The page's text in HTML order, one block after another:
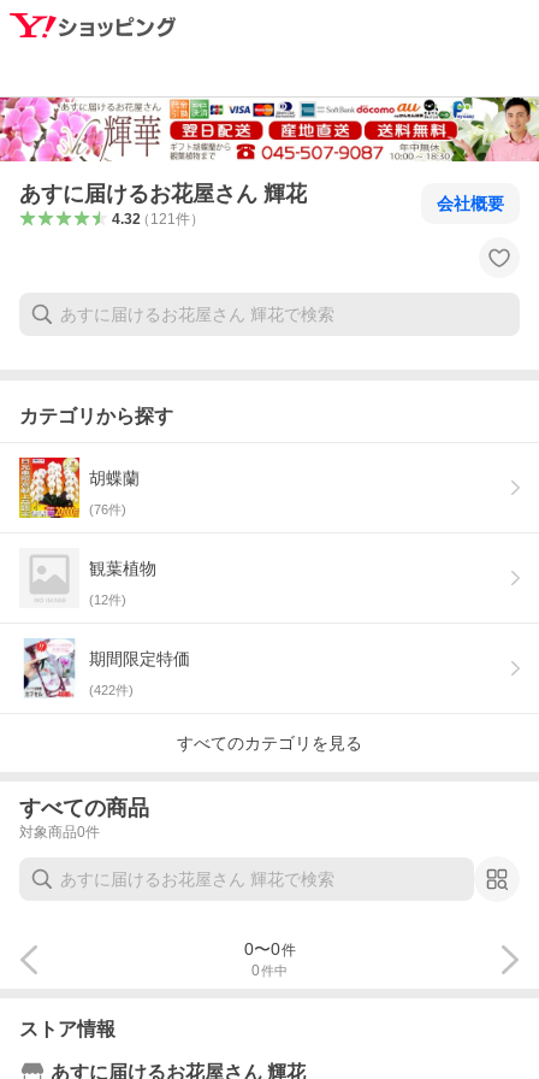
あすに届けるお花屋さん 輝花
4.32（ 121 件）
会社概要
カテゴリから探す
胡蝶蘭
(76件)
観葉植物
(12件)
期間限定特価
(422件)
すべてのカテゴリを見る
すべての商品
対象商品0件
0件中
0〜0件
ストア情報
あすに届けるお花屋さん 輝花